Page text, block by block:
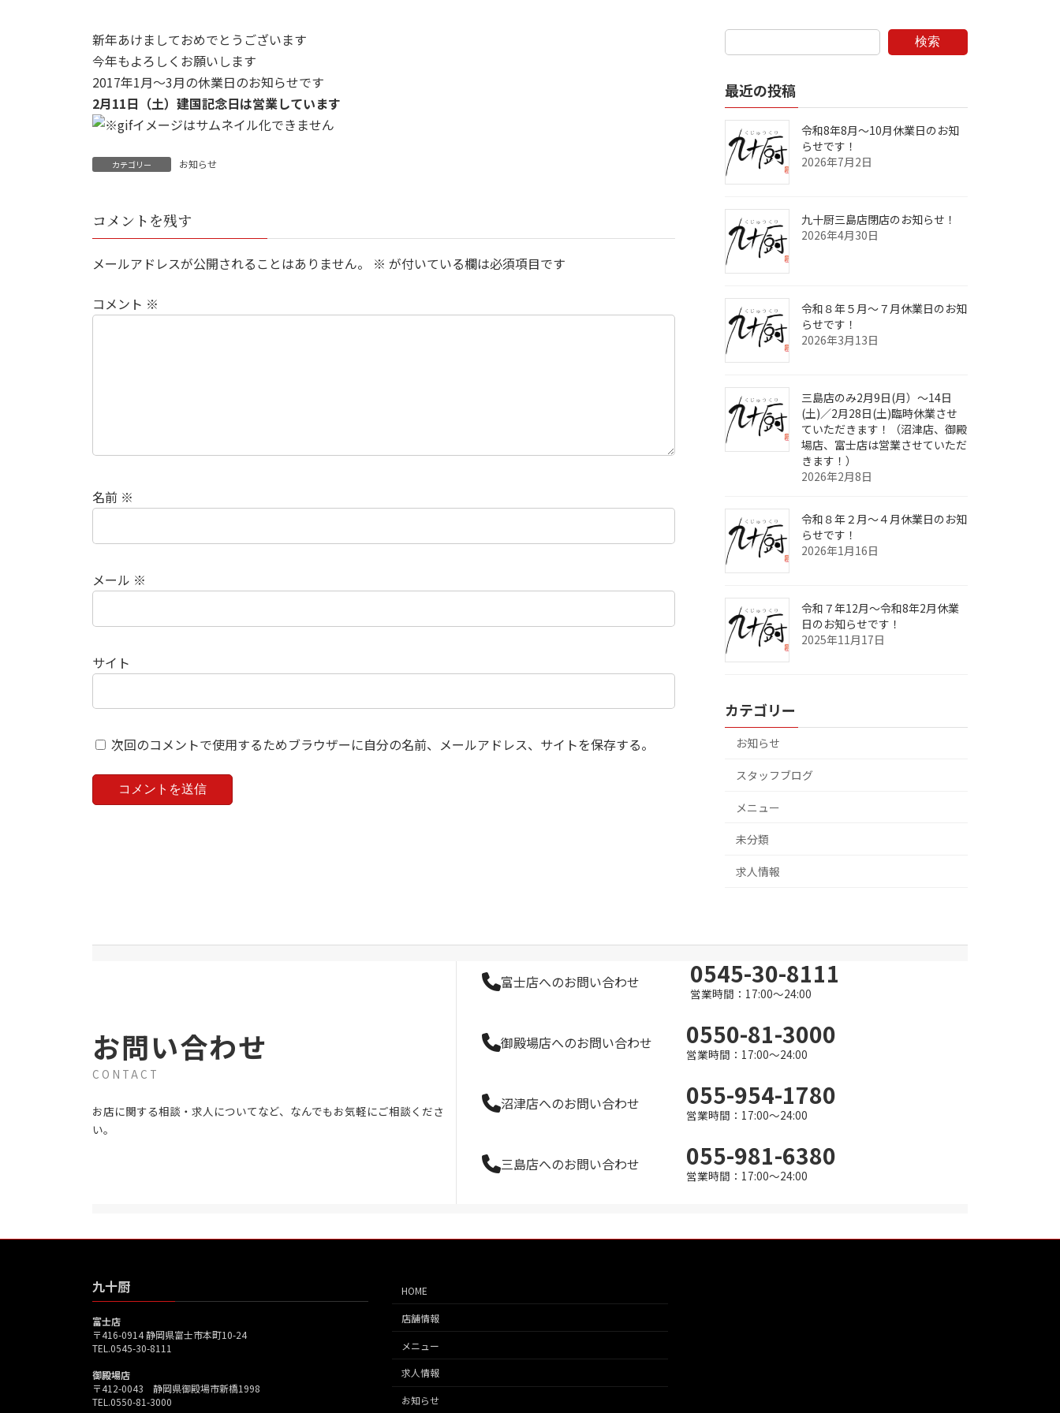
新年あけましておめでとうございます
今年もよろしくお願いします
2017年1月〜3月の休業日のお知らせです
2月11日（土）建国記念日は営業しています
カテゴリー お知らせ
コメントを残す
メールアドレスが公開されることはありません。 ※ が付いている欄は必須項目です
コメント ※
名前 ※
メール ※
サイト
次回のコメントで使用するためブラウザーに自分の名前、メールアドレス、サイトを保存する。
検索
最近の投稿
令和8年8月～10月休業日のお知
らせです！
2026年7月2日
九十厨三島店閉店のお知らせ！
2026年4月30日
令和８年５月～７月休業日のお知
らせです！
2026年3月13日
三島店のみ2月9日(月）～14日
(土)／2月28日(土)臨時休業させ
ていただきます！（沼津店、御殿
場店、富士店は営業させていただ
きます！）
2026年2月8日
令和８年２月～４月休業日のお知
らせです！
2026年1月16日
令和７年12月～令和8年2月休業
日のお知らせです！
2025年11月17日
カテゴリー
お知らせ
スタッフブログ
メニュー
未分類
求人情報
お問い合わせ
CONTACT
お店に関する相談・求人についてなど、なんでもお気軽にご相談くださ
い。
富士店へのお問い合わせ 0545-30-8111
営業時間：17:00～24:00
御殿場店へのお問い合わせ 0550-81-3000
営業時間：17:00～24:00
沼津店へのお問い合わせ 055-954-1780
営業時間：17:00～24:00
三島店へのお問い合わせ 055-981-6380
営業時間：17:00～24:00
九十厨
富士店
〒416-0914 静岡県富士市本町10-24
TEL.0545-30-8111
御殿場店
〒412-0043 静岡県御殿場市新橋1998
TEL.0550-81-3000
HOME
店舗情報
メニュー
求人情報
お知らせ